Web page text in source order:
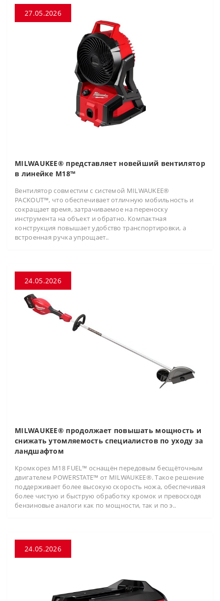
27.05.2026
MILWAUKEE® представляет новейший вентилятор
в линейке M18™
Вентилятор совместим с системой MILWAUKEE®
PACKOUT™, что обеспечивает отличную мобильность и
сокращает время, затрачиваемое на переноску
инструмента на объект и обратно. Компактная
конструкция повышает удобство транспортировки, а
встроенная ручка упрощает..
24.05.2026
MILWAUKEE® продолжает повышать мощность и
снижать утомляемость специалистов по уходу за
ландшафтом
Кромкорез M18 FUEL™ оснащён передовым бесщёточным
двигателем POWERSTATE™ от MILWAUKEE®. Такое решение
поддерживает более высокую скорость ножа, обеспечивая
более чистую и быструю обработку кромок и превосходя
бензиновые аналоги как по мощности, так и по э..
24.05.2026